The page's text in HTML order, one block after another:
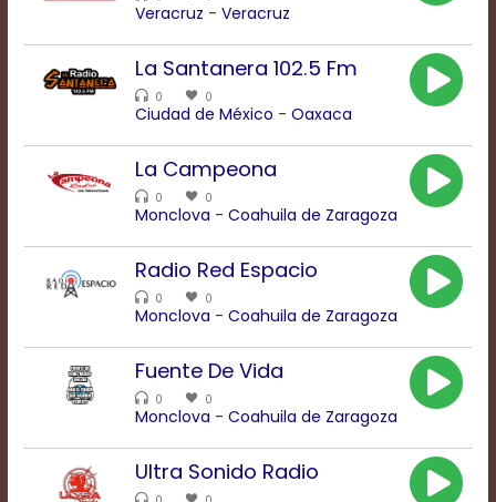
Beginning
dialog
window.
Escape
Text
Veracruz - Veracruz
La Santanera 102.5 Fm
0 0
Ciudad de México - Oaxaca
La Campeona
0 0
Monclova - Coahuila de Zaragoza
Radio Red Espacio
0 0
Monclova - Coahuila de Zaragoza
Fuente De Vida
0 0
Monclova - Coahuila de Zaragoza
Ultra Sonido Radio